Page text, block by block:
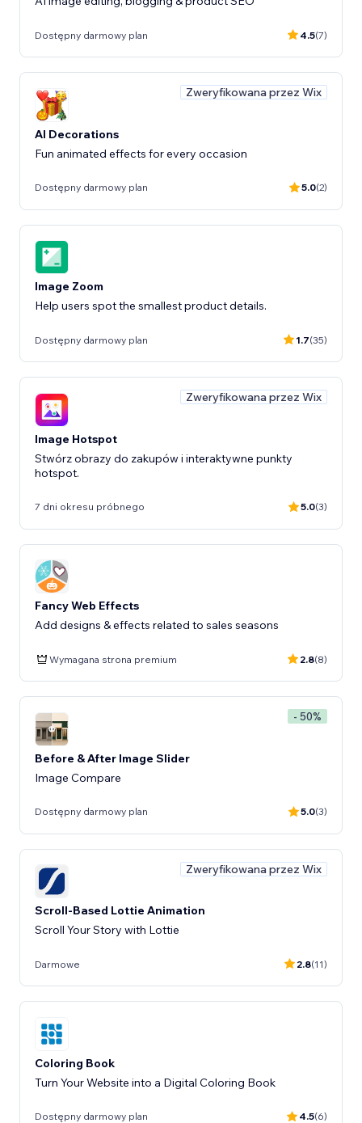
Dostępny darmowy plan 4.5(7)
Zweryfikowana przez Wix
AI Decorations
Fun animated effects for every occasion
Dostępny darmowy plan 5.0(2)
Image Zoom
Help users spot the smallest product details.
Dostępny darmowy plan 1.7(35)
Zweryfikowana przez Wix
Image Hotspot
Stwórz obrazy do zakupów i interaktywne punkty
hotspot.
7 dni okresu próbnego 5.0(3)
Fancy Web Effects
Add designs & effects related to sales seasons
Wymagana strona premium 2.8(8)
- 50%
Before & After Image Slider
Image Compare
Dostępny darmowy plan 5.0(3)
Zweryfikowana przez Wix
Scroll-Based Lottie Animation
Scroll Your Story with Lottie
Darmowe 2.8(11)
Coloring Book
Turn Your Website into a Digital Coloring Book
Dostępny darmowy plan 4.5(6)